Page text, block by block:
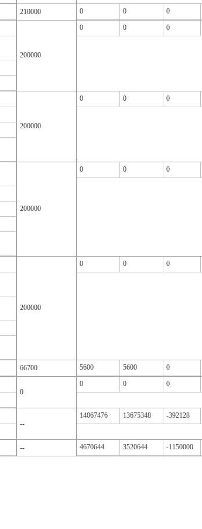
210000 0 0 0
200000
0 0 0
200000
0 0 0
200000
0 0 0
200000
0 0 0
66700 5600 5600 0
0
0 0 0
--
14067476 13675348 -392128
-- 4670644 3520644 -1150000